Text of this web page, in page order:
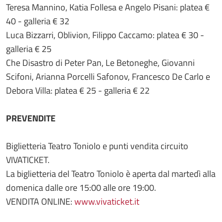
Teresa Mannino, Katia Follesa e Angelo Pisani: platea €
40 - galleria € 32
Luca Bizzarri, Oblivion, Filippo Caccamo: platea € 30 -
galleria € 25
Che Disastro di Peter Pan, Le Betoneghe, Giovanni
Scifoni, Arianna Porcelli Safonov, Francesco De Carlo e
Debora Villa: platea € 25 - galleria € 22
PREVENDITE
Biglietteria Teatro Toniolo e punti vendita circuito
VIVATICKET.
La biglietteria del Teatro Toniolo è aperta dal martedì alla
domenica dalle ore 15:00 alle ore 19:00.
VENDITA ONLINE:www.vivaticket.it